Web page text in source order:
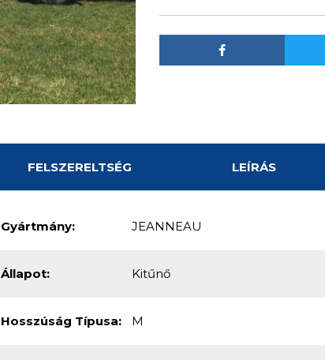
FELSZERELTSÉG LEÍRÁS
Gyártmány: JEANNEAU
Állapot: Kitűnő
Hosszúság Típusa: M